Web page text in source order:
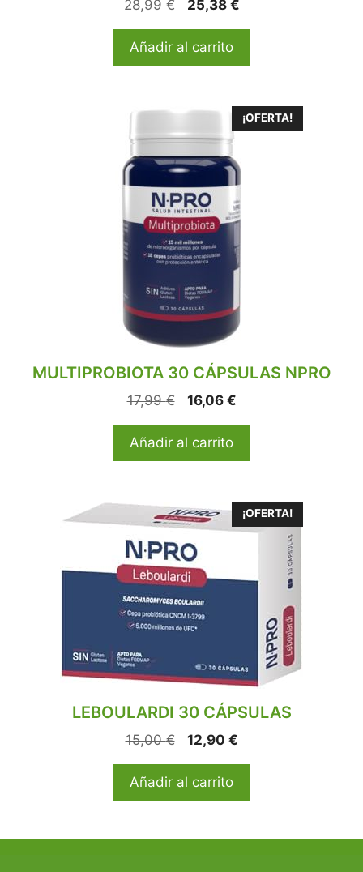
28,99€ 25,38 €
Añadir al carrito
¡OFERTA!
MULTIPROBIOTA 30 CÁPSULAS NPRO
17,99€ 16,06 €
Añadir al carrito
¡OFERTA!
LEBOULARDI 30 CÁPSULAS
15,00€ 12,90 €
Añadir al carrito